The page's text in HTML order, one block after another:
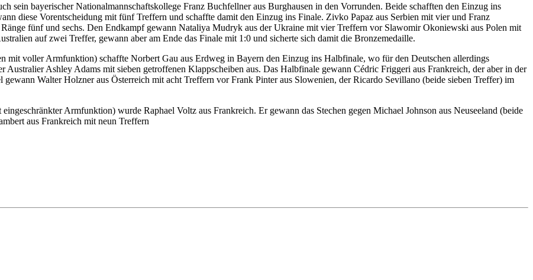
sein bayerischer Nationalmannschaftskollege Franz Buchfellner aus Burghausen in den Vorrunden. Beide schafften den Einzug ins
diese Vorentscheidung mit fünf Treffern und schaffte damit den Einzug ins Finale. Zivko Papaz aus Serbien mit vier und Franz
fünf und sechs. Den Endkampf gewann Nataliya Mudryk aus der Ukraine mit vier Treffern vor Slawomir Okoniewski aus Polen mit
auf zwei Treffer, gewann aber am Ende das Finale mit 1:0 und sicherte sich damit die Bronzemedaille.
mit voller Armfunktion) schaffte Norbert Gau aus Erdweg in Bayern den Einzug ins Halbfinale, wo für den Deutschen allerdings
Australier Ashley Adams mit sieben getroffenen Klappscheiben aus. Das Halbfinale gewann Cédric Friggeri aus Frankreich, der aber in der
Walter Holzner aus Österreich mit acht Treffern vor Frank Pinter aus Slowenien, der Ricardo Sevillano (beide sieben Treffer) im
Armfunktion) wurde Raphael Voltz aus Frankreich. Er gewann das Stechen gegen Michael Johnson aus Neuseeland (beide
aus Frankreich mit neun Treffern